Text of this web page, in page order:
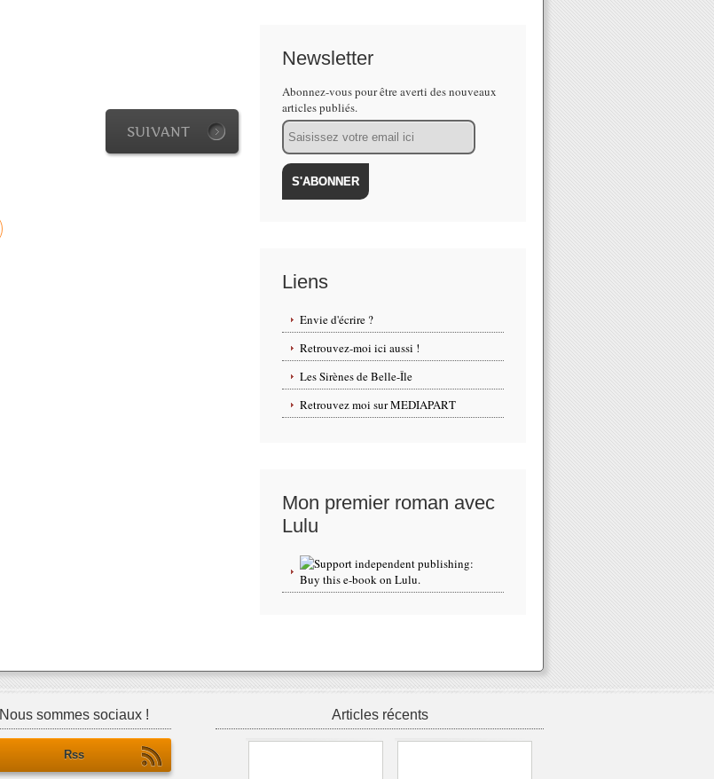
SUIVANT
Newsletter
Abonnez-vous pour être averti des nouveaux
articles publiés.
Email
Liens
Envie d'écrire ?
Retrouvez-moi ici aussi !
Les Sirènes de Belle-Île
Retrouvez moi sur MEDIAPART
Mon premier roman avec
Lulu
Nous sommes sociaux !
Rss
Articles récents